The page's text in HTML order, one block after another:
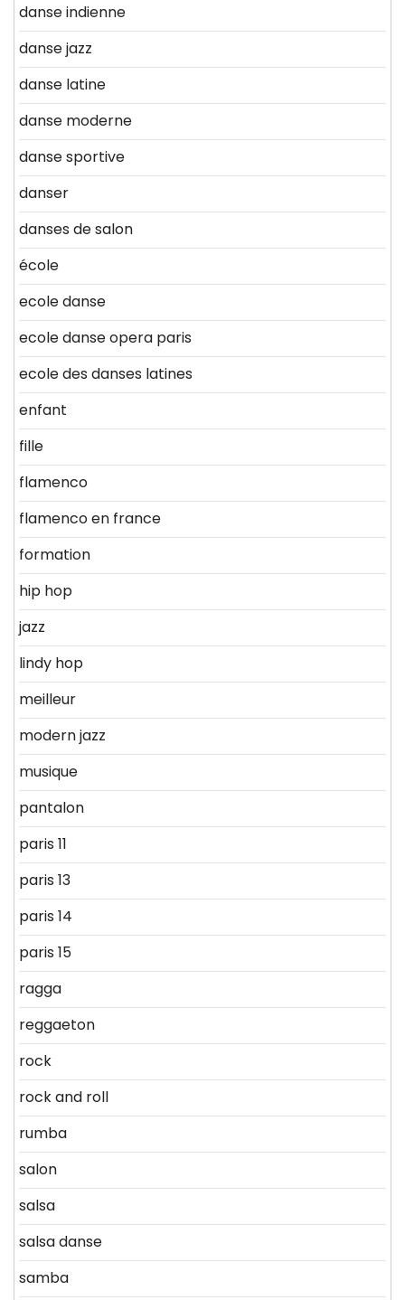
danse indienne
danse jazz
danse latine
danse moderne
danse sportive
danser
danses de salon
école
ecole danse
ecole danse opera paris
ecole des danses latines
enfant
fille
flamenco
flamenco en france
formation
hip hop
jazz
lindy hop
meilleur
modern jazz
musique
pantalon
paris 11
paris 13
paris 14
paris 15
ragga
reggaeton
rock
rock and roll
rumba
salon
salsa
salsa danse
samba